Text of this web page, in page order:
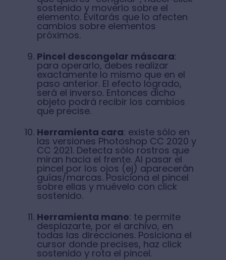
sostenido y moverlo sobre el
elemento. Evitarás que lo afecten
cambios sobre elementos
próximos.
Pincel descongelar máscara:
para operarlo, debes realizar
exactamente lo mismo que en el
paso anterior. El efecto logrado,
será el inverso. Entonces dicho
objeto podrá recibir los cambios
que precise.
Herramienta cara: existe sólo en
las versiones Photoshop CC 2020 y
CC 2021. Detecta sólo rostros que
miran hacia el frente. Al pasar el
pincel por los ojos (ej) aparecerán
guías/marcas. Posiciona el pincel
sobre ellas y muévelo con click
sostenido.
Herramienta mano: te permite
desplazarte, por el archivo, en
todas las direcciones. Posiciona el
cursor donde precises, haz click
sostenido y rota el pincel.